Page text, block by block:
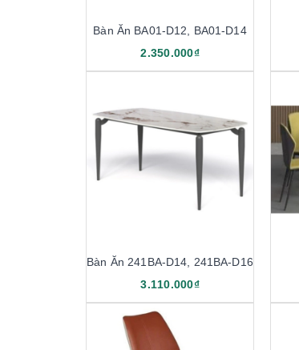
Bàn Ăn BA01-D12, BA01-D14
2.350.000₫
Bàn Ăn 241BA-D14, 241BA-D16
3.110.000₫